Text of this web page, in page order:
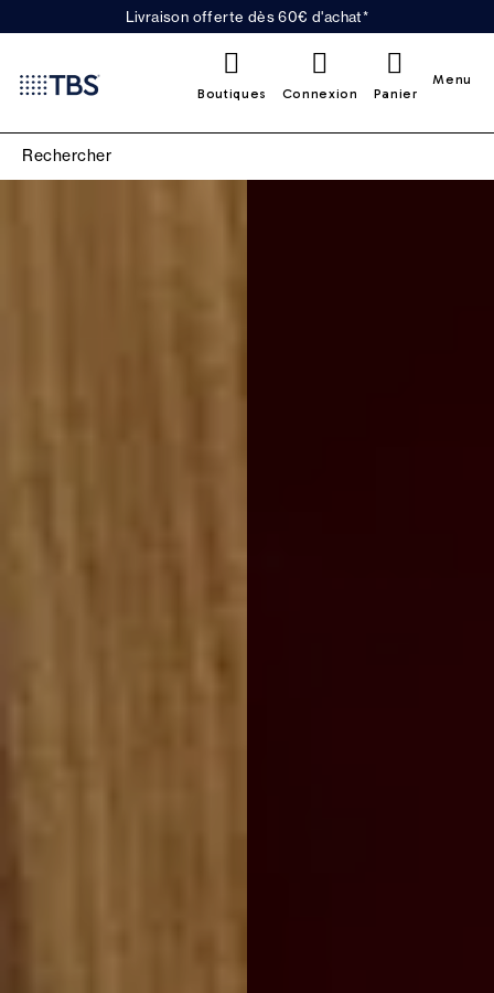
Livraison offerte dès 60€ d'achat*
Boutiques Connexion Panier
Menu